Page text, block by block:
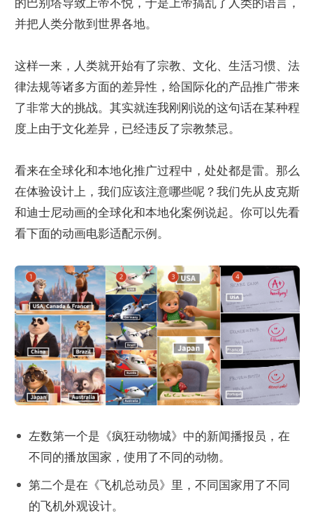
的巴别塔导致上帝不悦，于是上帝搞乱了人类的语言，
并把人类分散到世界各地。
这样一来，人类就开始有了宗教、文化、生活习惯、法
律法规等诸多方面的差异性，给国际化的产品推广带来
了非常大的挑战。其实就连我刚刚说的这句话在某种程
度上由于文化差异，已经违反了宗教禁忌。
看来在全球化和本地化推广过程中，处处都是雷。那么
在体验设计上，我们应该注意哪些呢？我们先从皮克斯
和迪士尼动画的全球化和本地化案例说起。你可以先看
看下面的动画电影适配示例。
左数第一个是《疯狂动物城》中的新闻播报员，在
不同的播放国家，使用了不同的动物。
第二个是在《飞机总动员》里，不同国家用了不同
的飞机外观设计。